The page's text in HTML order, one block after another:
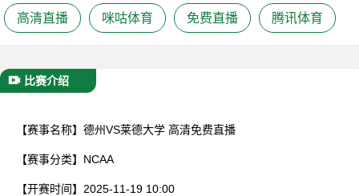
高清直播 咪咕体育 免费直播 腾讯体育
比赛介绍
【赛事名称】 德州VS莱德大学 高清免费直播
【赛事分类】 NCAA
【开赛时间】 2025-11-19 10:00